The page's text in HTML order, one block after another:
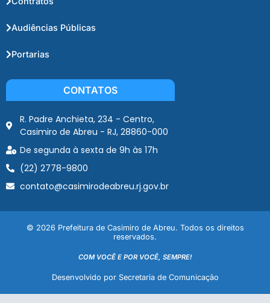
Audiências Públicas
Portarias
CONTATOS
R. Padre Anchieta, 234 - Centro,
Casimiro de Abreu - RJ, 28860-000
De segunda à sexta de 9h às 17h
(22) 2778-9800
contato@casimirodeabreu.rj.gov.br
© 2026 Prefeitura de Casimiro de Abreu. Todos os direitos
reservados.
COM VOCÊ E POR VOCÊ, SEMPRE!
Desenvolvido por Secretaria de Comunicação